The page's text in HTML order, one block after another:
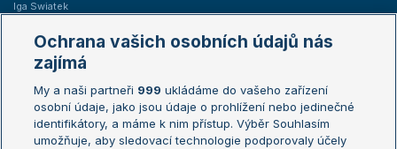
Iga Swiatek
Žebříčky
Žebříček ATP (muži)
Žebříček WTA (ženy)
Sázkařský žebříček
Australian Open
French Open
Wimbledon
Ochrana vašich osobních údajů nás
zajímá
My a naši partneři 999 ukládáme do vašeho zařízení
osobní údaje, jako jsou údaje o prohlížení nebo jedinečné
identifikátory, a máme k nim přístup. Výběr Souhlasím
umožňuje, aby sledovací technologie podporovaly účely